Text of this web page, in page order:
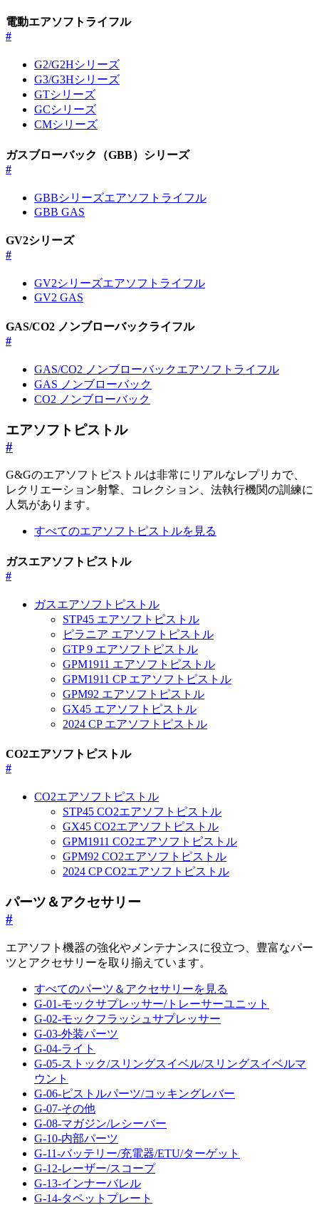
電動エアソフトライフル
#
G2/G2Hシリーズ
G3/G3Hシリーズ
GTシリーズ
GCシリーズ
CMシリーズ
ガスブローバック（GBB）シリーズ
#
GBBシリーズエアソフトライフル
GBB GAS
GV2シリーズ
#
GV2シリーズエアソフトライフル
GV2 GAS
GAS/CO2 ノンブローバックライフル
#
GAS/CO2 ノンブローバックエアソフトライフル
GAS ノンブローバック
CO2 ノンブローバック
エアソフトピストル
#
G&Gのエアソフトピストルは非常にリアルなレプリカで、
レクリエーション射撃、コレクション、法執行機関の訓練に
人気があります。
すべてのエアソフトピストルを見る
ガスエアソフトピストル
#
ガスエアソフトピストル
STP45 エアソフトピストル
ピラニア エアソフトピストル
GTP 9 エアソフトピストル
GPM1911 エアソフトピストル
GPM1911 CP エアソフトピストル
GPM92 エアソフトピストル
GX45 エアソフトピストル
2024 CP エアソフトピストル
CO2エアソフトピストル
#
CO2エアソフトピストル
STP45 CO2エアソフトピストル
GX45 CO2エアソフトピストル
GPM1911 CO2エアソフトピストル
GPM92 CO2エアソフトピストル
2024 CP CO2エアソフトピストル
パーツ＆アクセサリー
#
エアソフト機器の強化やメンテナンスに役立つ、豊富なパー
ツとアクセサリーを取り揃えています。
すべてのパーツ＆アクセサリーを見る
G-01-モックサプレッサー/トレーサーユニット
G-02-モックフラッシュサプレッサー
G-03-外装パーツ
G-04-ライト
G-05-ストック/スリングスイベル/スリングスイベルマ
ウント
G-06-ピストルパーツ/コッキングレバー
G-07-その他
G-08-マガジン/レシーバー
G-10-内部パーツ
G-11-バッテリー/充電器/ETU/ターゲット
G-12-レーザー/スコープ
G-13-インナーバレル
G-14-タペットプレート